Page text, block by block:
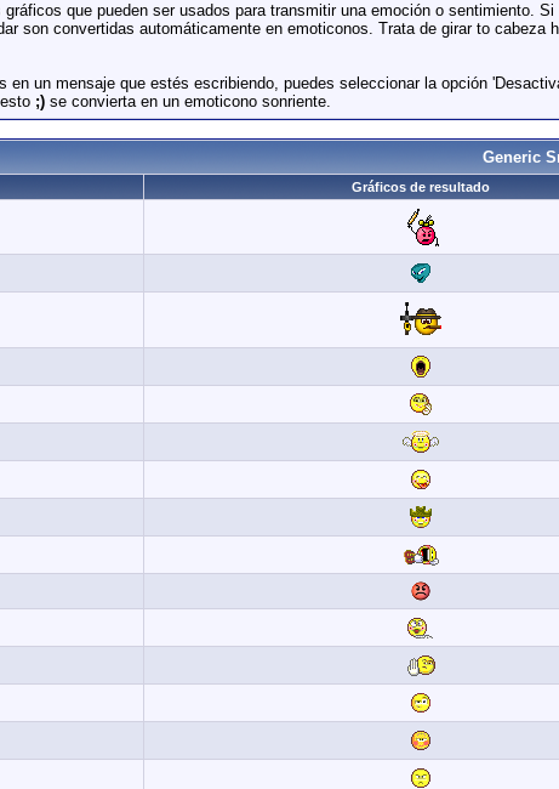
gráficos que pueden ser usados para transmitir una emoción o
son convertidas automáticamente en emoticonos. Trata de girar to
en un mensaje que estés escribiendo, puedes seleccionar la opción
;) se convierta en un emoticono sonriente.
Generic
Gráficos de resultado